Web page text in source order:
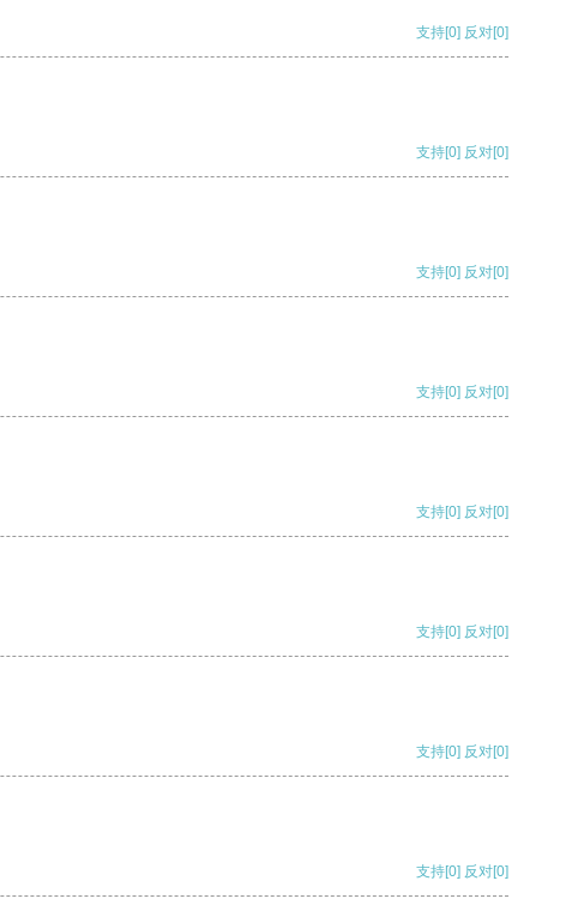
支持[0] 反对[0]
支持[0] 反对[0]
支持[0] 反对[0]
支持[0] 反对[0]
支持[0] 反对[0]
支持[0] 反对[0]
支持[0] 反对[0]
支持[0] 反对[0]